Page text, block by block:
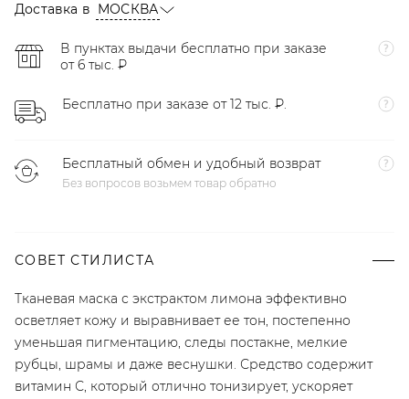
Доставка в МОСКВА
В пунктах выдачи бесплатно при заказе
от 6 тыс. ₽
Бесплатно при заказе от 12 тыс. ₽.
Бесплатный обмен и удобный возврат
Без вопросов возьмем товар обратно
СОВЕТ СТИЛИСТА
Тканевая маска с экстрактом лимона эффективно
осветляет кожу и выравнивает ее тон, постепенно
уменьшая пигментацию, следы постакне, мелкие
рубцы, шрамы и даже веснушки. Средство содержит
витамин С, который отлично тонизирует, ускоряет